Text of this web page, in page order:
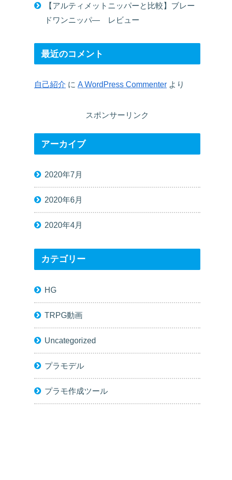
【アルティメットニッパーと比較】ブレー
ドワンニッパ― レビュー
最近のコメント
自己紹介 に A WordPress Commenter より
スポンサーリンク
アーカイブ
2020年7月
2020年6月
2020年4月
カテゴリー
HG
TRPG動画
Uncategorized
プラモデル
プラモ作成ツール